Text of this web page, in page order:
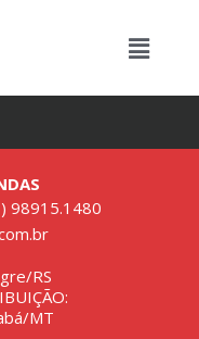
98915.1480
RS
MT